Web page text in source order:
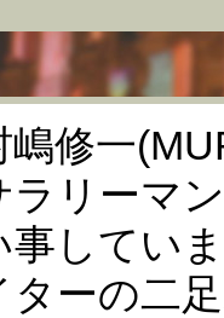
嶋修一
ラリーマ
事してい
ターの二